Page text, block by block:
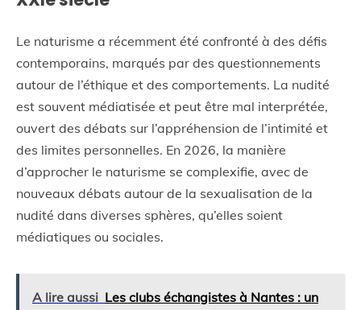
Le naturisme a récemment été confronté à des défis
contemporains, marqués par des questionnements
autour de l’éthique et des comportements. La nudité
est souvent médiatisée et peut être mal interprétée,
ouvert des débats sur l’appréhension de l’intimité et
des limites personnelles. En 2026, la manière
d’approcher le naturisme se complexifie, avec de
nouveaux débats autour de la sexualisation de la
nudité dans diverses sphères, qu’elles soient
médiatiques ou sociales.
A lire aussi Les clubs échangistes à Nantes : un